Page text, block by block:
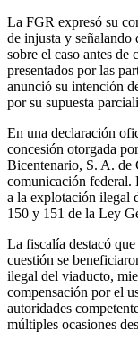
La FGR expresó su
de injusta y
sobre el caso antes de
presentados por las
anunció su intención
por su supuesta
En una declaración
concesión otorgada
Bicentenario, S. A. de
comunicación federal.
a la explotación ilegal
150 y 151 de la Ley
La fiscalía destacó
cuestión se
ilegal del viaducto,
compensación por el
autoridades
múltiples ocasiones